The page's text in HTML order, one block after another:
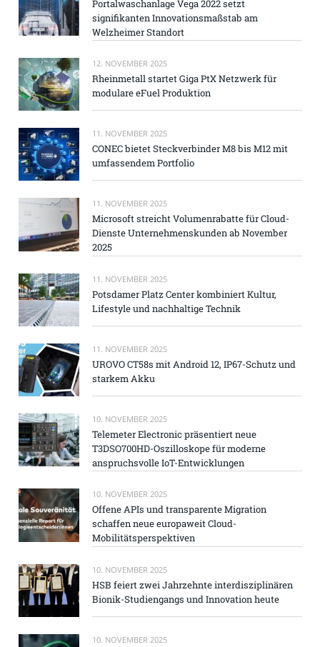
Portalwaschanlage Vega 2022 setzt
signifikanten Innovationsmaßstab am
Welzheimer Standort
12. NOVEMBER 2025
Rheinmetall startet Giga PtX Netzwerk für
modulare eFuel Produktion
11. NOVEMBER 2025
CONEC bietet Steckverbinder M8 bis M12 mit
umfassendem Portfolio
11. NOVEMBER 2025
Microsoft streicht Volumenrabatte für Cloud-
Dienste Unternehmenskunden ab November
2025
11. NOVEMBER 2025
Potsdamer Platz Center kombiniert Kultur,
Lifestyle und nachhaltige Technik
11. NOVEMBER 2025
UROVO CT58s mit Android 12, IP67-Schutz und
starkem Akku
10. NOVEMBER 2025
Telemeter Electronic präsentiert neue
T3DSO700HD-Oszilloskope für moderne
anspruchsvolle IoT-Entwicklungen
10. NOVEMBER 2025
Offene APIs und transparente Migration
schaffen neue europaweit Cloud-
Mobilitätsperspektiven
10. NOVEMBER 2025
HSB feiert zwei Jahrzehnte interdisziplinären
Bionik-Studiengangs und Innovation heute
10. NOVEMBER 2025